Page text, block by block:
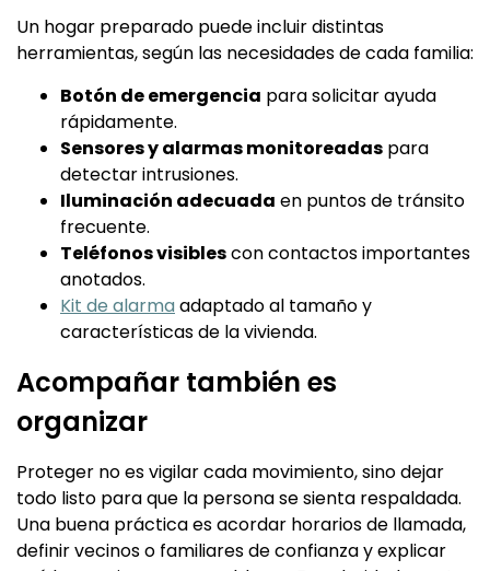
Un hogar preparado puede incluir distintas
herramientas, según las necesidades de cada familia:
Botón de emergencia para solicitar ayuda
rápidamente.
Sensores y alarmas monitoreadas para
detectar intrusiones.
Iluminación adecuada en puntos de tránsito
frecuente.
Teléfonos visiblescon contactos importantes
anotados.
Kit de alarmaadaptado al tamaño y
características de la vivienda.
Acompañar también es
organizar
Proteger no es vigilar cada movimiento, sino dejar
todo listo para que la persona se sienta respaldada.
Una buena práctica es acordar horarios de llamada,
definir vecinos o familiares de confianza y explicar